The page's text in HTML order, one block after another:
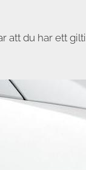
att du har ett
pga
ska ske
with